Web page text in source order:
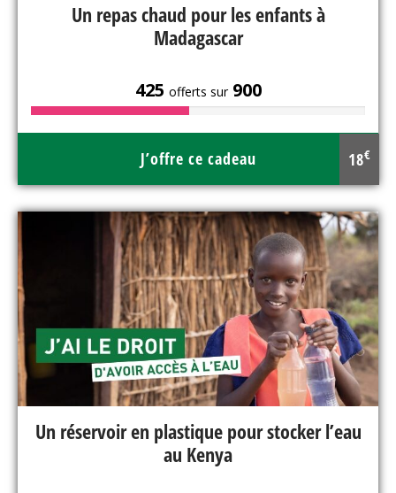
Un repas chaud pour les enfants à
Madagascar
425 offerts sur900
J’offre ce cadeau 18€
Un réservoir en plastique pour stocker l’eau
au Kenya